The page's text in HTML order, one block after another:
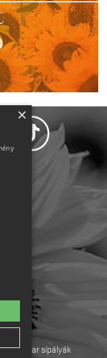
Magyar sípályák
×